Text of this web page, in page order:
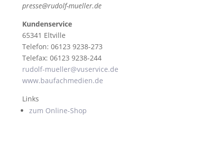
presse@rudolf-mueller.de
Kundenservice
65341 Eltville
Telefon: 06123 9238-273
Telefax: 06123 9238-244
rudolf-mueller@vuservice.de
www.baufachmedien.de
Links
zum Online-Shop